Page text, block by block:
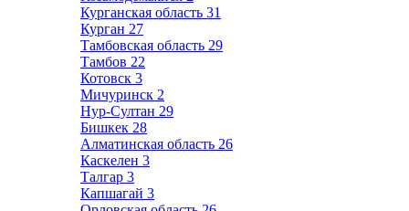
Курганская область 31
Курган 27
Тамбовская область 29
Тамбов 22
Котовск 3
Мичуринск 2
Нур-Султан 29
Бишкек 28
Алматинская область 26
Каскелен 3
Талгар 3
Капшагай 3